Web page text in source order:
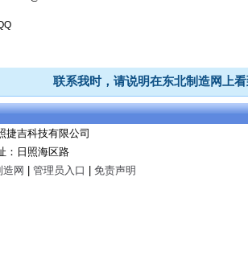
联系我时，请说明在东北制造网上
捷吉科技有限公司
：日照海区路
造网 管理员入口 免责声明